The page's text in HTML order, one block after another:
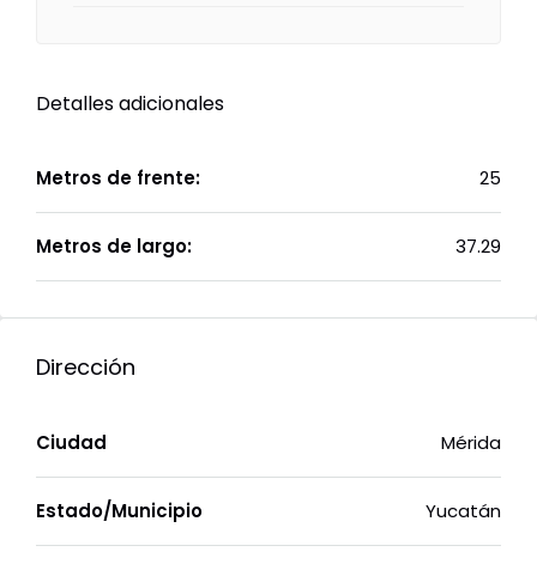
Detalles adicionales
Metros de frente: 25
Metros de largo: 37.29
Dirección
Ciudad Mérida
Estado/Municipio Yucatán